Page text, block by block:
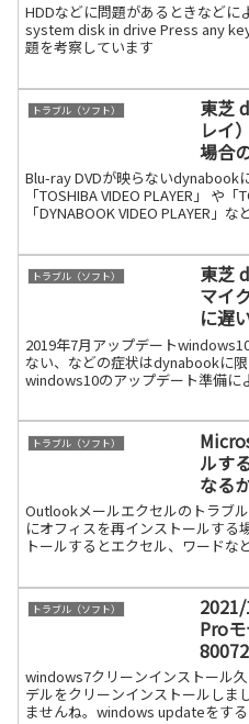
HDDなどに問題があるときなど
system disk in drive Press any
題を考察しています
トラブル（ソフト）
東芝
レイ
場合
Blu-ray DVDが映らないdynabook
「TOSHIBA VIDEO PLAYER」 や「
「DYNABOOK VIDEO PLAYER」
トラブル（ソフト）
東芝
マイ
に遅
2019年7月アップデート
ない、などの症状はdynabookに
windows10のアップデート準備に
トラブル（ソフト）
ルす
なる
Outlookメールエクセルのトラブ
にオフィスを再インストールする
トールするとエクセル、ワード
トラブル（ソフト）
Pro
windows7クリーンインストール
デルをクリーンインストールしま
ませんね。windows updateをす